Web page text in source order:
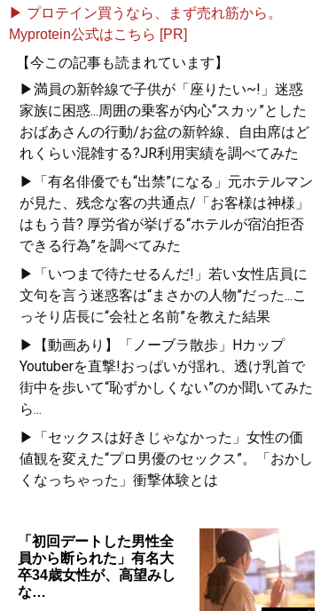
▶ プロテイン買うなら、まず売れ筋から。
Myprotein公式はこちら [PR]
【今この記事も読まれています】
▶満員の新幹線で子供が「座りたい~!」迷惑
家族に困惑...周囲の乗客が内心“スカッ”とした
おばあさんの行動/お盆の新幹線、自由席はど
れくらい混雑する?JR利用実績を調べてみた
▶「有名俳優でも“出禁”になる」元ホテルマン
が見た、残念な客の共通点/「お客様は神様」
はもう昔? 厚労省が挙げる“ホテルが宿泊拒否
できる行為”を調べてみた
▶「いつまで待たせるんだ!」若い女性店員に
文句を言う迷惑客は“まさかの人物”だった...こ
っそり店長に“会社と名前”を教えた結果
▶【動画あり】「ノーブラ散歩」Hカップ
Youtuberを直撃!おっぱいが揺れ、透け乳首で
街中を歩いて“恥ずかしくない”のか聞いてみた
ら...
▶「セックスは好きじゃなかった」女性の価
値観を変えた“プロ男優のセックス”。「おかし
くなっちゃった」衝撃体験とは
「初回デートした男性全
員から断られた」有名大
卒34歳女性が、高望みし
な…